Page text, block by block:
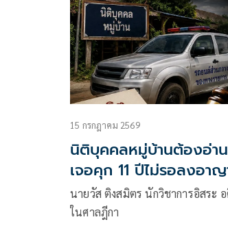
15 กรกฎาคม 2569
นิติบุคคลหมู่บ้านต้องอ่า
เจอคุก 11 ปีไม่รอลงอาญ
นายวัส ติงสมิตร นักวิชาการอิสระ
ในศาลฎีกา